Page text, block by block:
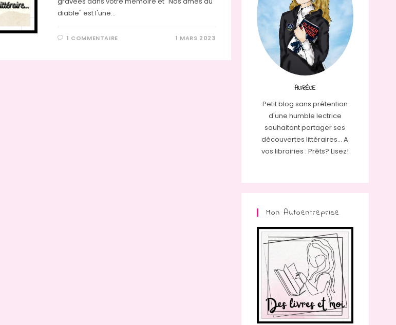
diable" est l'une…
1 COMMENTAIRE 1 MARS 2023
AURÉLIE
Petit blog sans prétention
d'une humble lectrice
souhaitant partager ses
découvertes littéraires... A
vos librairies : Prêts? Lisez!
Mon Autoentreprise